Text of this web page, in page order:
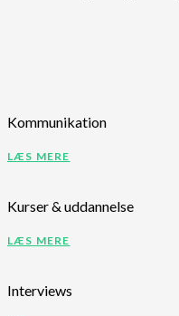
Kommunikation
LÆS MERE
Kurser & uddannelse
LÆS MERE
Interviews